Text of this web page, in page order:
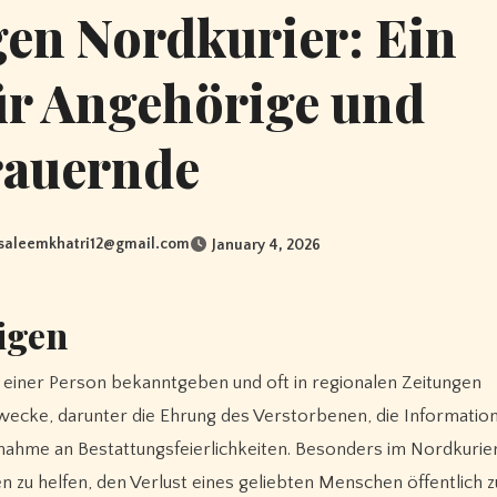
Nordkurier: Ein
Angehörige und
January 4, 2026
Person bekanntgeben und oft in regionalen Zeitungen
darunter die Ehrung des Verstorbenen, die
an Bestattungsfeierlichkeiten. Besonders im
zu helfen, den Verlust eines geliebten Menschen öffentlich